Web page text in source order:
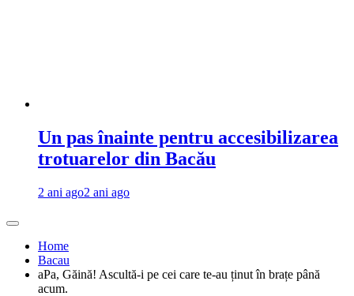
Un pas înainte pentru accesibilizarea
trotuarelor din Bacău
2 ani ago2 ani ago
Home
Bacau
aPa, Găină! Ascultă-i pe cei care te-au ținut în brațe până
acum.